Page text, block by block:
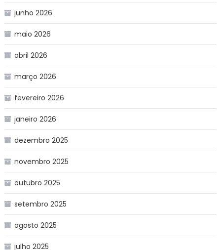
junho 2026
maio 2026
abril 2026
março 2026
fevereiro 2026
janeiro 2026
dezembro 2025
novembro 2025
outubro 2025
setembro 2025
agosto 2025
julho 2025